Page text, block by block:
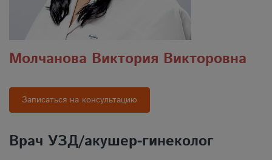
Молчанова Виктория Викторовна
Записаться на консультацию
Врач УЗД/акушер-гинеколог